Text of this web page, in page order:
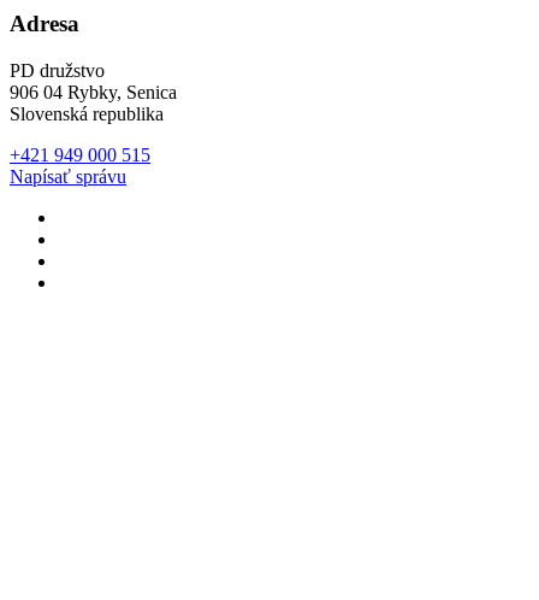
Adresa
PD družstvo
906 04 Rybky, Senica
Slovenská republika
+421 949 000 515
Napísať správu